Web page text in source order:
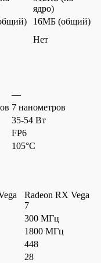
ядро)
16МБ (общий)
Нет
—
7 нанометров
35-54 Вт
FP6
105°C
Radeon RX Vega
7
300 МГц
1800 МГц
448
28